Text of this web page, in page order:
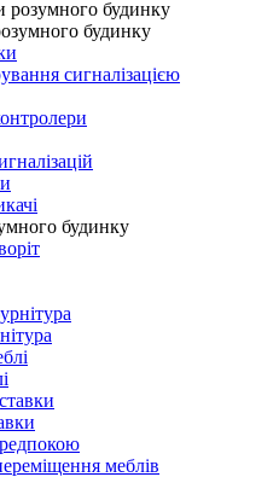
будинку
сигналізацією
будинку
меблів